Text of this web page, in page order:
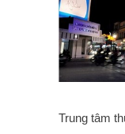
Trung tâm